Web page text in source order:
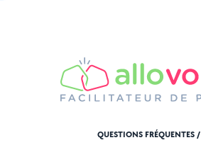
QUESTIONS FRÉQUENTES